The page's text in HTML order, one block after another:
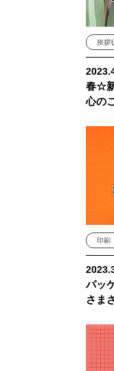
挨拶
春☆
心の
印刷
パッ
さま